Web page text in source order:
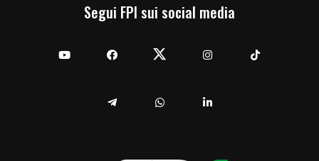
Segui FPI sui social media